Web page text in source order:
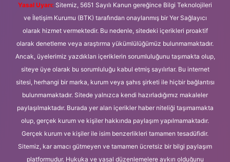
Yasal Uyarı: Sitemiz, 5651 Sayılı Kanun gereğince Bilgi Teknolojileri
ve İletişim Kurumu (BTK) tarafından onaylanmış bir Yer Sağlayıcı
olarak hizmet vermektedir. Bu nedenle, sitedeki içerikleri proaktif
olarak denetleme veya araştırma yükümlülüğümüz bulunmamaktadır.
Ancak, üyelerimiz yazdıkları içeriklerin sorumluluğunu taşımakta olup,
siteye üye olarak bu sorumluluğu kabul etmiş sayılırlar. Bu internet
sitesi, herhangi bir marka, kurum veya şahıs şirketi ile hiçbir bağlantısı
bulunmamaktadır. Sitede yalnızca kendi hazırladığımız makaleler
paylaşılmaktadır. Burada yer alan içerikler haber niteliği taşımamakta
olup, gerçek kurum ve kişiler hakkında paylaşım yapılmamaktadır.
Gerçek kurum ve kişiler ile isim benzerlikleri tamamen tesadüfidir.
Sitemiz, kar amacı gütmeyen ve tamamen ücretsiz bir bilgi paylaşım
platformudur. Hukuka ve yasal düzenlemelere aykırı olduğunu